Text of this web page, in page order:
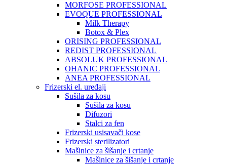
MORFOSE PROFESSIONAL
EVOQUE PROFESSIONAL
Milk Therapy
Botox & Plex
ORISING PROFESSIONAL
REDIST PROFESSIONAL
ABSOLUK PROFESSIONAL
OHANIC PROFESSIONAL
ANEA PROFESSIONAL
Frizerski el. uređaji
Sušila za kosu
Sušila za kosu
Difuzori
Stalci za fen
Frizerski usisavači kose
Frizerski sterilizatori
Mašinice za šišanje i crtanje
Mašinice za šišanje i crtanje